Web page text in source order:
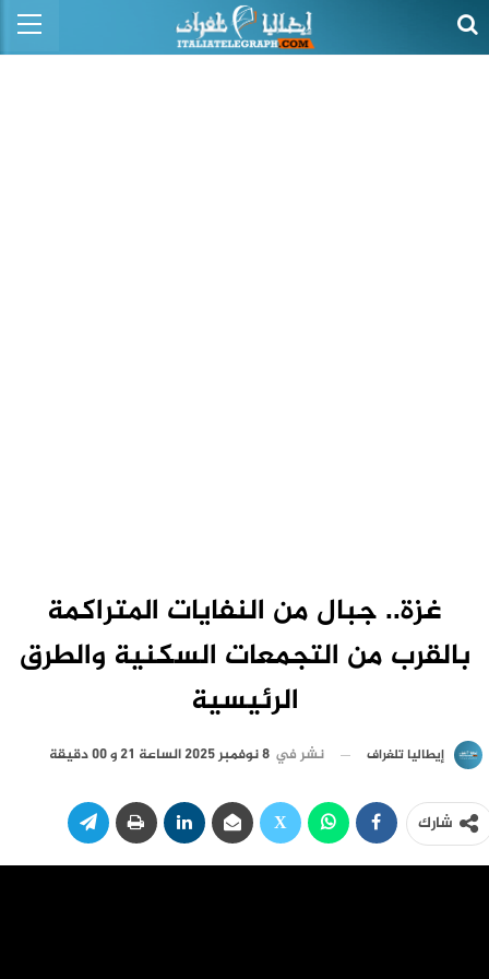
غزة.. جبال من النفايات المتراكمة
بالقرب من التجمعات السكنية والطرق
الرئيسية
إيطاليا تلغراف نشر في 8 نوفمبر 2025 الساعة 21 و 00 دقيقة
شارك